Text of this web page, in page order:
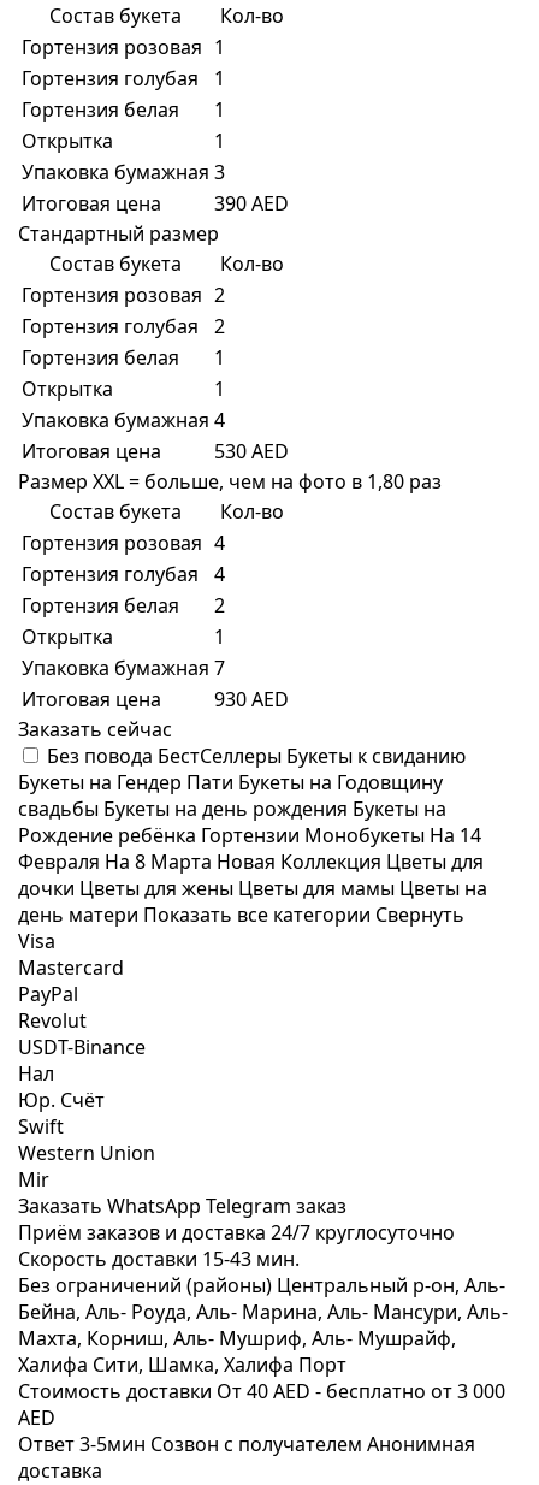
Состав букета
Кол-во
Гортензия розовая 1
Гортензия голубая
1
Гортензия белая
1
Открытка
1
Упаковка бумажная 3
Итоговая цена
390 AED
Стандартный размер
Состав букета
Кол-во
Гортензия розовая 2
Гортензия голубая
2
Гортензия белая
1
Открытка
1
Упаковка бумажная 4
Итоговая цена
530 AED
Размер XXL = больше, чем на фото в 1,80 раз
Состав букета
Кол-во
Гортензия розовая 4
Гортензия голубая
4
Гортензия белая
2
Открытка
1
Упаковка бумажная 7
Итоговая цена
930 AED
Заказать сейчас
Без повода БестСеллеры Букеты к свиданию
Букеты на Гендер Пати Букеты на Годовщину
свадьбы Букеты на день рождения Букеты на
Рождение ребёнка Гортензии Монобукеты На 14
Февраля На 8 Марта Новая Коллекция Цветы для
дочки Цветы для жены Цветы для мамы Цветы на
день матери Показать все категории Свернуть
Visa
Mastercard
PayPal
Revolut
USDT-Binance
Нал
Юр. Счёт
Swift
Western Union
Mir
Заказать WhatsApp Telegram заказ
Приём заказов и доставка 24/7 круглосуточно
Скорость доставки 15-43 мин.
Без ограничений (районы) Центральный р-он, Аль-
Бейна, Аль- Роуда, Аль- Марина, Аль- Мансури, Аль-
Махта, Корниш, Аль- Мушриф, Аль- Мушрайф,
Халифа Сити, Шамка, Халифа Порт
Стоимость доставки От 40 AED - бесплатно от 3 000
AED
Ответ 3-5мин Созвон с получателем Анонимная
доставка